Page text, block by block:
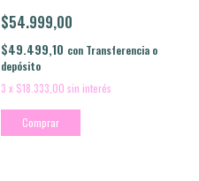
$54.999,00
$49.499,10 con Transferencia o
depósito
3 x $18.333,00 sin interés
Comprar